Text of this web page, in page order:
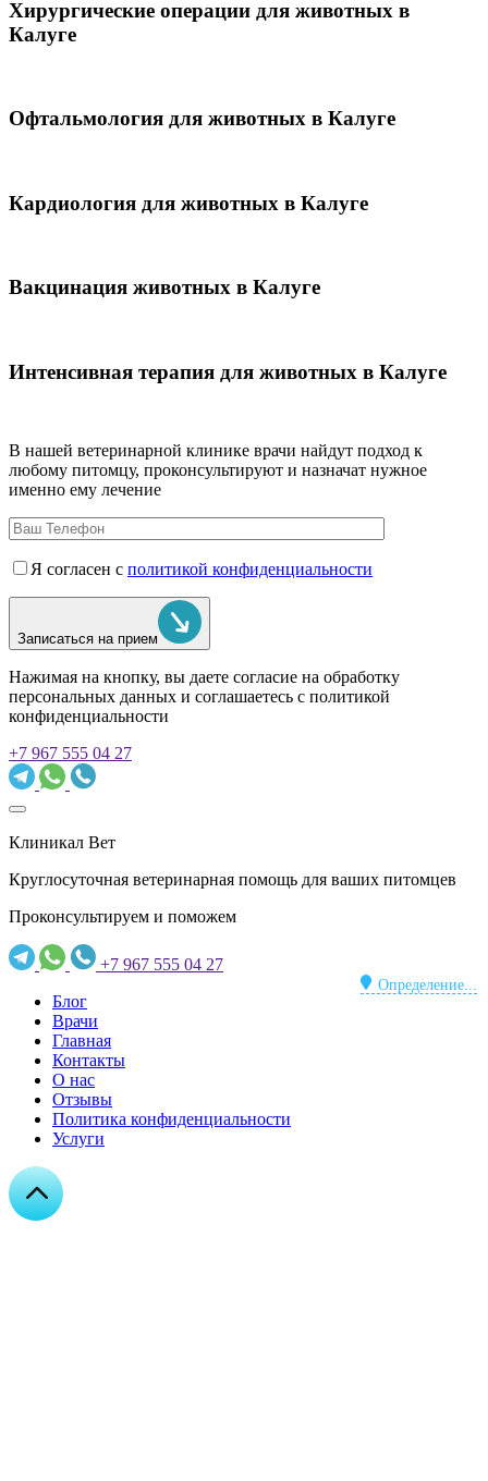
Хирургические операции для животных в
Калуге
Офтальмология для животных в Калуге
Кардиология для животных в Калуге
Вакцинация животных в Калуге
Интенсивная терапия для животных в Калуге
В нашей ветеринарной клинике врачи найдут подход к
любому питомцу, проконсультируют и назначат нужное
именно ему лечение
Я согласен с политикой конфиденциальности
Записаться на прием
Нажимая на кнопку, вы даете согласие на обработку
персональных данных и соглашаетесь c политикой
конфиденциальности
+7 967 555 04 27
Клиникал Вет
Круглосуточная ветеринарная помощь для ваших питомцев
Проконсультируем и поможем
+7 967 555 04 27
Определение...
Блог
Врачи
Главная
Контакты
О нас
Отзывы
Политика конфиденциальности
Услуги